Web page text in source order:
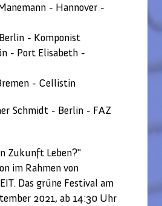
- Hannover -
- Komponist
- Port Elisabeth -
- Cellistin
Schmidt - Berlin - FAZ
Zukunft Leben?"
im Rahmen von
Das grüne Festival am
2021, ab 14:30 Uhr